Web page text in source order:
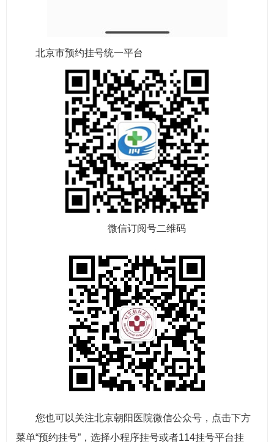
北京市预约挂号统一平台
微信订阅号二维码
您也可以关注北京朝阳医院微信公众号，点击下方
菜单“预约挂号”，选择小程序挂号或者114挂号平台挂